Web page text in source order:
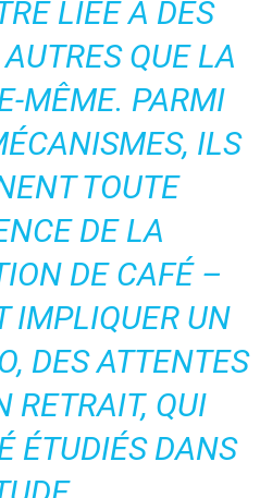
LIÉE À DES
QUE LA
MÊME. PARMI
ILS
TOUTE
DE LA
DE CAFÉ –
IMPLIQUER UN
DES ATTENTES
RETRAIT, QUI
ÉTUDIÉS DANS